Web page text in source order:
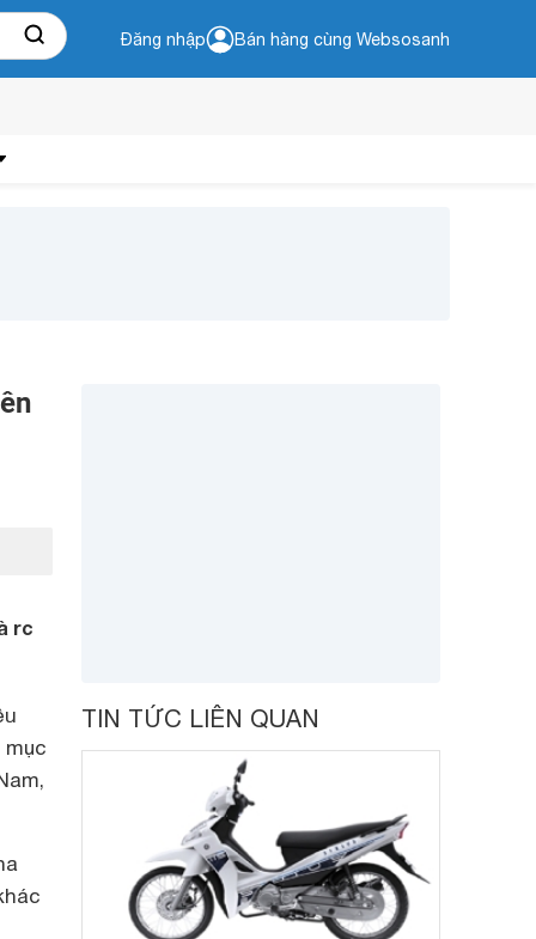
Đăng nhập Bán hàng cùng Websosanh
rc
TIN TỨC LIÊN QUAN